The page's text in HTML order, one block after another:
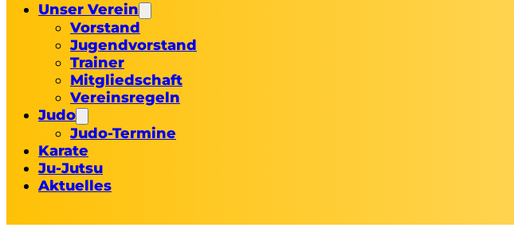
Unser Verein
Vorstand
Jugendvorstand
Trainer
Mitgliedschaft
Vereinsregeln
Judo
Judo-Termine
Karate
Ju-Jutsu
Aktuelles